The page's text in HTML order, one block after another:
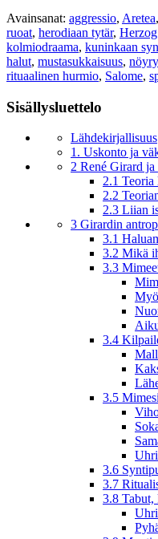
Avainsanat: aggressio, Aretea,
ruoat, herodiaan tytär,
kolmiodraama, kuninkaan
halut, mustasukkaisuus,
rituaalinen hurmio, Salome,
Sisällysluettelo
Lähdekirjallisuus
1. Uskonto ja
2 René Girard
2.1 Teoria
2.2
2.3 Liian
3 Girardin
3.1
3.2 Mikä
3.3
3.4
3.5
3.6
3.7
3.8